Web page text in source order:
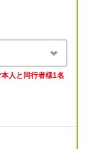
人と同行者様1名